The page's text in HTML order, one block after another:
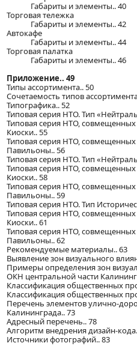
Габариты и элементы.. 40
Торговая тележка
Габариты и элементы.. 42
Автокафе
Габариты и элементы.. 44
Торговая палатка
Габариты и элементы.. 46
Приложение.. 49
Типы ассортимента.. 50
Сочетаемость типов
Типографика.. 52
Типовая серия НТО. Тип
Типовая серия НТО,
Киоски.. 55
Типовая серия НТО,
Павильоны.. 56
Типовая серия НТО. Тип
Типовая серия НТО,
Киоски.. 58
Типовая серия НТО,
Павильоны.. 59
Типовая серия НТО. Тип
Типовая серия НТО,
Киоски.. 61
Типовая серия НТО,
Павильоны.. 62
Рекомендуемые материалы.. 63
Выявление зон визуального
Примеры определения зон
ОКН центральной части
Классификация общественных
Классификация общественных
Перечень элементов улично-
Калининграда.. 73
Адресный перечень.. 78
Алгоритм внедрения дизайн-
Источники фотографий.. 83